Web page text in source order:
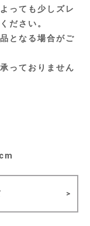
っても少しズレ
ださい。
となる場合がご
っておりません